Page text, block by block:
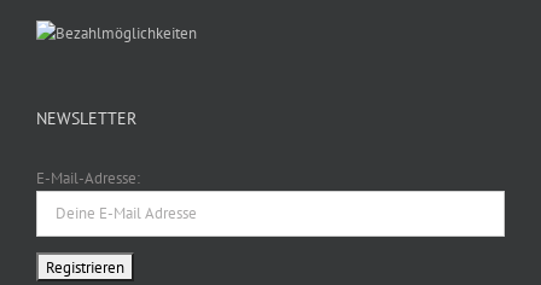
NEWSLETTER
E-Mail-Adresse: